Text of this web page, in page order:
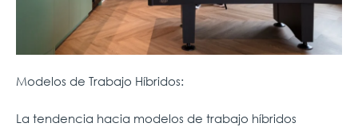
Modelos de Trabajo Híbridos:
La tendencia hacia modelos de trabajo híbridos